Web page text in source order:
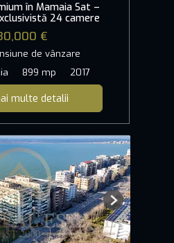
în Mamaia Sat –
24 camere
€
de vânzare
899 mp 2017
multe detalii
Next